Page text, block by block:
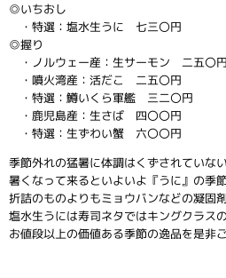
◎いちおし
・特選：塩水生うに 七三〇円
◎握り
・ノルウェー産：生サーモン 二五〇円
・噴火湾産：活だこ 二五〇円
・特選：鱒いくら軍艦 三二〇円
・鹿児島産：生さば 四〇〇円
・特選：生ずわい蟹 六〇〇円
季節外れの猛暑に体調はくずされていな
暑くなって来るといよいよ『うに』の季節
折詰のものよりもミョウバンなどの凝固
塩水生うには寿司ネタではキングクラスの
お値段以上の価値ある季節の逸品を是非